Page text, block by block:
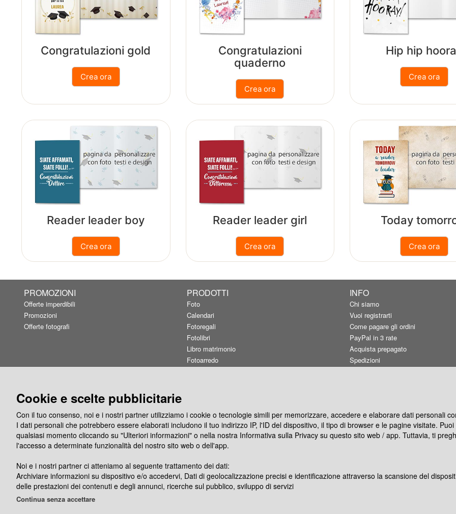
Congratulazioni gold
Congratulazioni
quaderno
Hip hip
Reader leader boy Reader leader girl Today
PROMOZIONI
Offerte imperdibili
Promozioni
Offerte fotografi
PRODOTTI
Foto
Calendari
Fotoregali
Fotolibri
Libro matrimonio
Fotoarredo
INFO
Chi siamo
Vuoi registrarti
Come pagare gli ordini
PayPal in 3 rate
Acquista prepagato
Spedizioni
Informativa privacy
Preferenze cookie
Co-marketing
Seguici su App Photocity Gratis
Cookie e scelte pubblicitarie
Con il tuo consenso, noi e i nostri partner utilizziamo i cookie o tecnologie simili per memorizzare, accedere e elaborare dati personali
I dati personali che potrebbero essere elaborati includono il tuo indirizzo IP, l'ID del dispositivo, il tipo di browser e le pagine visitate.
qualsiasi momento cliccando su "Ulteriori informazioni" o nella nostra Informativa sulla Privacy su questo sito web / app. Tuttavia, ti
l'accesso a determinate funzionalità del nostro sito web o dell'app.
Noi e i nostri partner ci atteniamo al seguente trattamento dei dati:
Archiviare informazioni su dispositivo e/o accedervi, Dati di geolocalizzazione precisi e identificazione attraverso la scansione del
delle prestazioni dei contenuti e degli annunci, ricerche sul pubblico, sviluppo di servizi
Continua senza accettare